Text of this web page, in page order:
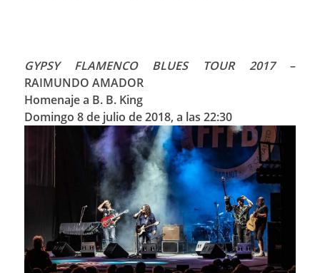
GYPSY FLAMENCO BLUES TOUR 2017
–
RAIMUNDO AMADOR
Homenaje a B. B. King
Domingo 8 de julio de 2018, a las 22:30